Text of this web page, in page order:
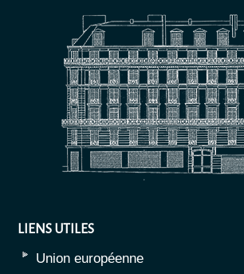
LIENS UTILES
Union européenne